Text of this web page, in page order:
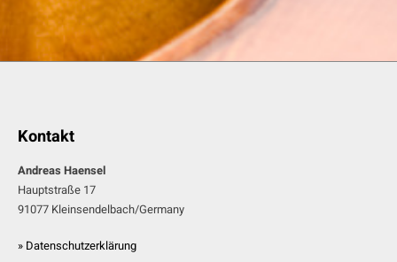
Kontakt
Andreas Haensel
Hauptstraße 17
91077 Kleinsendelbach/Germany
» Datenschutzerklärung